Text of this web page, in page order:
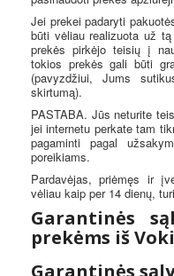
Jei prekei padaryti
būti vėliau realizuota už
prekės pirkėjo teisių į
tokios prekės gali būti
(pavyzdžiui, Jums
skirtumą).
PASTABA. Jūs neturite
jei internetu perkate tam
pagaminti pagal
poreikiams.
Pardavėjas, priėmęs ir
vėliau kaip per 14 dienų,
Garantinės
prekėms iš
Garantinės